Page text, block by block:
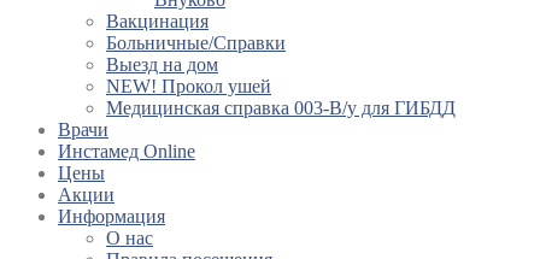
Вакцинация
Больничные/Справки
Выезд на дом
NEW! Прокол ушей
Медицинская справка 003-В/у для ГИБДД
Врачи
Инстамед Online
Цены
Акции
Информация
О нас